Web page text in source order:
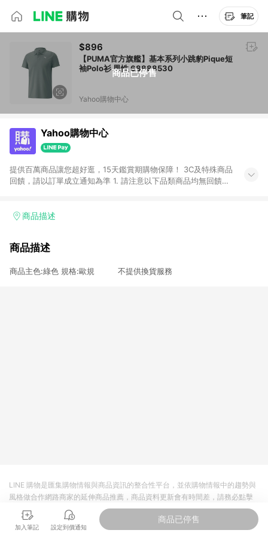
筆記
商品已停售
$896
【PUMA官方旗艦】基本系列小跳豹Pique短
袖Polo衫 男性 68888530
Yahoo購物中心
Yahoo購物中心
提供百萬商品讓您超好逛，15天鑑賞期購物保障！ 3C及特殊商品
回饋，請以訂單成立通知為準 1. 請注意以下品類商品均無回饋：
電玩/遊戲/相機/單眼/鏡頭/拍立得 [2024/6/1起適用] -內接硬
的購回饋活動享Yahoo超贈點回饋者 - 購物中心商店之商品：商
3. 訂單回饋金額將扣除運費/購物金/超贈點/福利金/紅利折抵/折
商品描述
商品描述
商品主色:綠色 規格:歐規 不提供換貨服務
加入筆記 設定到價通知
商品已停售
LINE 購物是匯集購物情報與商品資訊的整合性平台，並依購物情報中的趨勢與
風格做合作網路商家的延伸商品推薦，商品資料更新會有時間差，請務必點擊
商品至各合作網路商家，確認現售價與購物條件，一切資訊以合作廠商網頁為
準。